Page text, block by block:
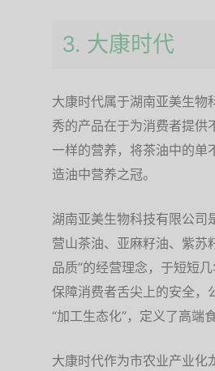
3. 大康时代
大康时代属于湖南亚美生物
秀的产品在于为消费者提供
一样的营养，将茶油中的单
造油中营养之冠。
湖南亚美生物科技有限公司
营山茶油、亚麻籽油、紫苏
品质”的经营理念，于短短
保障消费者舌尖上的安全，
“加工生态化”，定义了高端
大康时代作为市农业产业化